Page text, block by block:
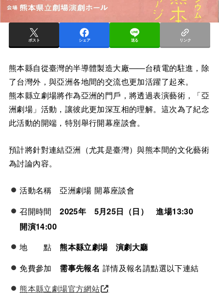
ポスト シェア 送る リンク
熊本縣自從臺灣的半導體製造大廠——台積電的駐進，除
了台灣外，與亞洲各地間的交流也更加活躍了起來。
熊本縣立劇場將作為亞洲的門戶，將透過表演藝術，「亞
洲劇場」活動，讓彼此更加深互相的理解。這次為了紀念
此活動的開端，特別舉行開幕座談會。
預計將針對連結亞洲（尤其是臺灣）與熊本間的文化藝術
為討論內容。
活動名稱 亞洲劇場 開幕座談會
召開時間2025年 5月25日（日） 進場13:30
開演14:00
地 點熊本縣立劇場 演劇大廳
免費參加 需事先報名 詳情及報名請點選以下連結
熊本縣立劇場官方網站